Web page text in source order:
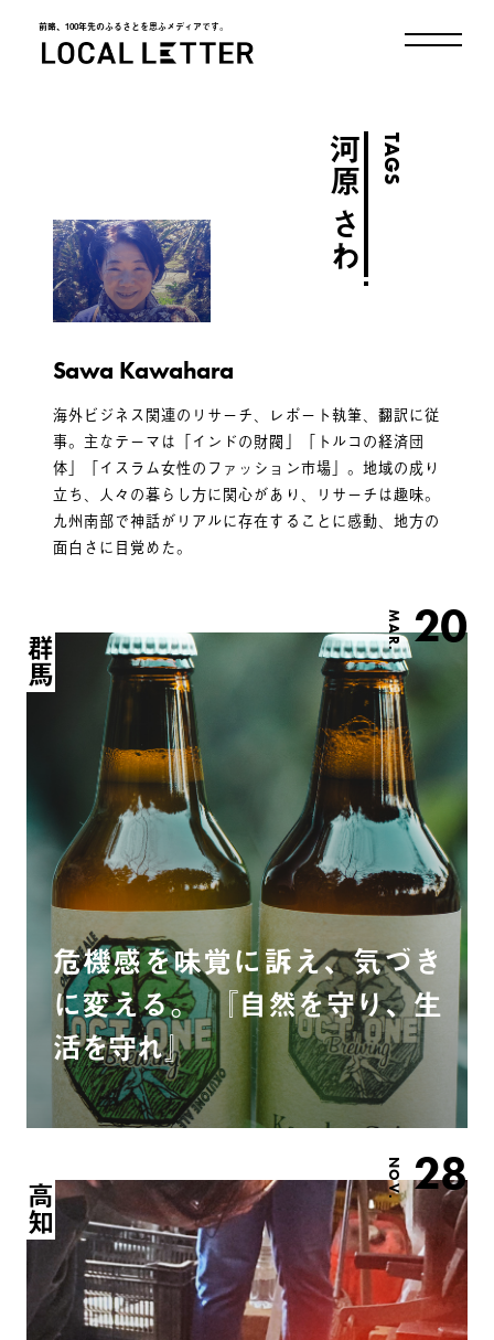
前略、100年先のふるさとを思ふメディアです。
TAGS
河原 さわ
Sawa Kawahara
海外ビジネス関連のリサーチ、レポート執筆、翻訳に従
事。主なテーマは「インドの財閥」「トルコの経済団
体」「イスラム女性のファッション市場」。地域の成り
立ち、人々の暮らし方に関心があり、リサーチは趣味。
九州南部で神話がリアルに存在することに感動、地方の
面白さに目覚めた。
MAR. 20
群馬
危機感を味覚に訴え、気づき
に変える。 『自然を守り、生
活を守れ』
NOV. 28
高知